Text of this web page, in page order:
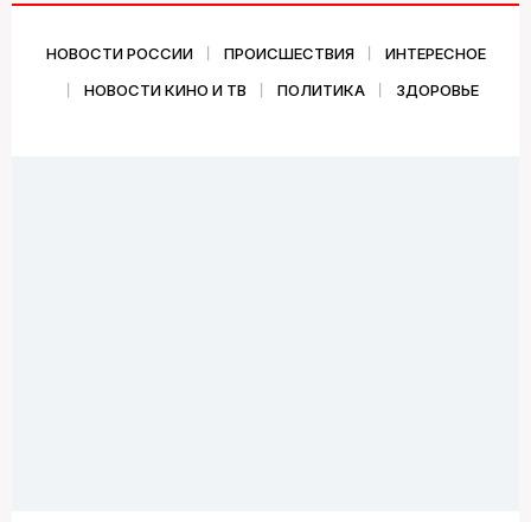
НОВОСТИ РОССИИ ПРОИСШЕСТВИЯ
ИНТЕРЕСНОЕ
НОВОСТИ КИНО И ТВ
ПОЛИТИКА ЗДОРОВЬЕ